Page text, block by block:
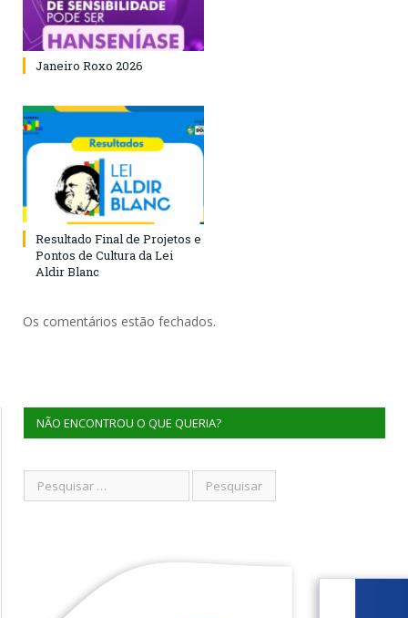
Janeiro Roxo 2026
Resultado Final de Projetos e
Pontos de Cultura da Lei
Aldir Blanc
Os comentários estão fechados.
NÃO ENCONTROU O QUE QUERIA?